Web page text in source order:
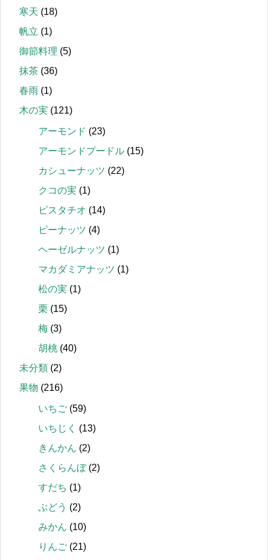
寒天 (18)
帆立 (1)
御節料理 (5)
抹茶 (36)
春雨 (1)
木の実 (121)
アーモンド (23)
アーモンドプードル (15)
カシューナッツ (22)
クコの実 (1)
ピスタチオ (14)
ピーナッツ (4)
ヘーゼルナッツ (1)
マカダミアナッツ (1)
松の実 (1)
栗 (15)
梅 (3)
胡桃 (40)
未分類 (2)
果物 (216)
いちご (59)
いちじく
(13)
きんかん (2)
さくらんぼ(2)
すだち (1)
ぶどう (2)
みかん (10)
りんご (21)